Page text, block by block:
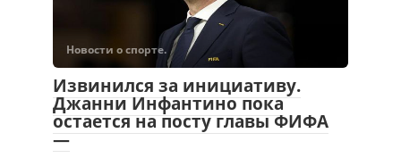
Новости о спорте.
Извинился за инициативу.
Джанни Инфантино пока
остается на посту главы ФИФА
—